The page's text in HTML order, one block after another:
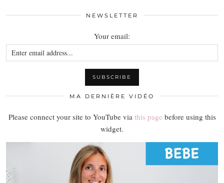
NEWSLETTER
Your email:
MA DERNIÈRE VIDÉO
Please connect your site to YouTube via this page before using this
widget.